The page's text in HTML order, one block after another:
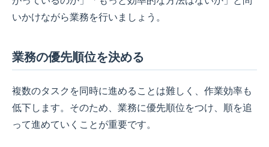
いかけながら業務を行いましょう。
業務の優先順位を決める
複数のタスクを同時に進めることは難しく、作業効率も
低下します。そのため、業務に優先順位をつけ、順を追
って進めていくことが重要です。